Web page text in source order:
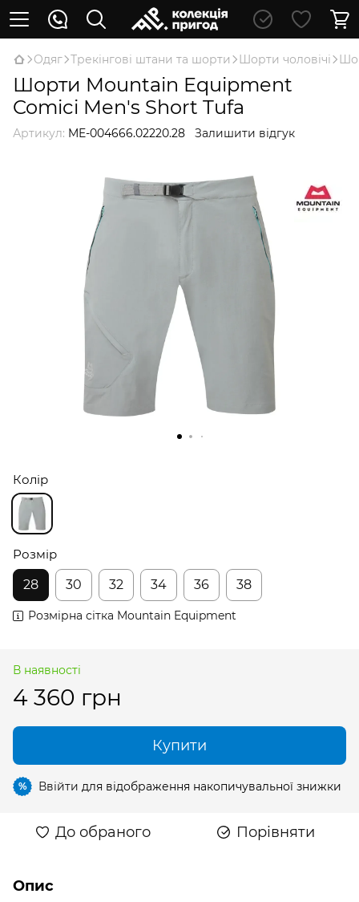
Oдяг Трекінгові штани та шорти Шорти чоловічі
Шорти Mountain Equipment
Comici Men's Short Tufa
Артикул: ME-004666.02220.28 Залишити відгук
Колір
Розмір
28
30 32 34 36 38
Розмірна сітка Mountain Equipment
В наявності
4 360 грн
Купити
% Ввійти для відображення накопичувальної знижки
До обраного Порівняти
Опис